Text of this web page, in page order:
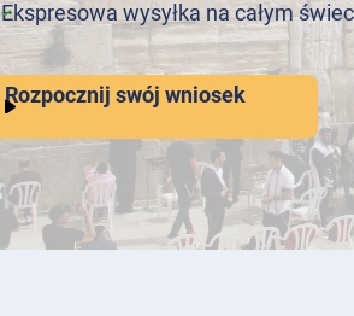
Ekspresowa wysyłka na całym
Rozpocznij swój wniosek